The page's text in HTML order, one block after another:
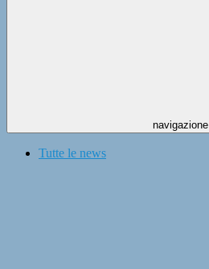
navigazione
Tutte le news